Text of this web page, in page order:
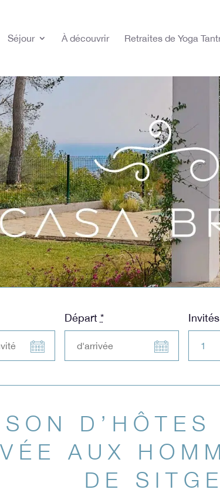
Séjour À découvrir Retraites de Yoga
Départ * Invités
D’HÔTES
AUX
DE